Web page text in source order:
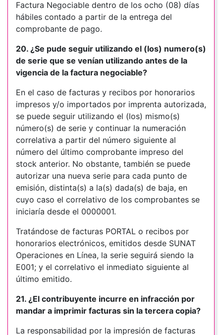
Factura Negociable dentro de los ocho (08) días
hábiles contado a partir de la entrega del
comprobante de pago.
20. ¿Se pude seguir utilizando el (los) numero(s)
de serie que se venían utilizando antes de la
vigencia de la factura negociable?
En el caso de facturas y recibos por honorarios
impresos y/o importados por imprenta autorizada,
se puede seguir utilizando el (los) mismo(s)
número(s) de serie y continuar la numeración
correlativa a partir del número siguiente al
número del último comprobante impreso del
stock anterior. No obstante, también se puede
autorizar una nueva serie para cada punto de
emisión, distinta(s) a la(s) dada(s) de baja, en
cuyo caso el correlativo de los comprobantes se
iniciaría desde el 0000001.
Tratándose de facturas PORTAL o recibos por
honorarios electrónicos, emitidos desde SUNAT
Operaciones en Línea, la serie seguirá siendo la
E001; y el correlativo el inmediato siguiente al
último emitido.
21. ¿El contribuyente incurre en infracción por
mandar a imprimir facturas sin la tercera copia?
La responsabilidad por la impresión de facturas